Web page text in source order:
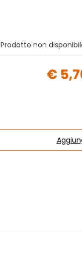
Prodotto non
€